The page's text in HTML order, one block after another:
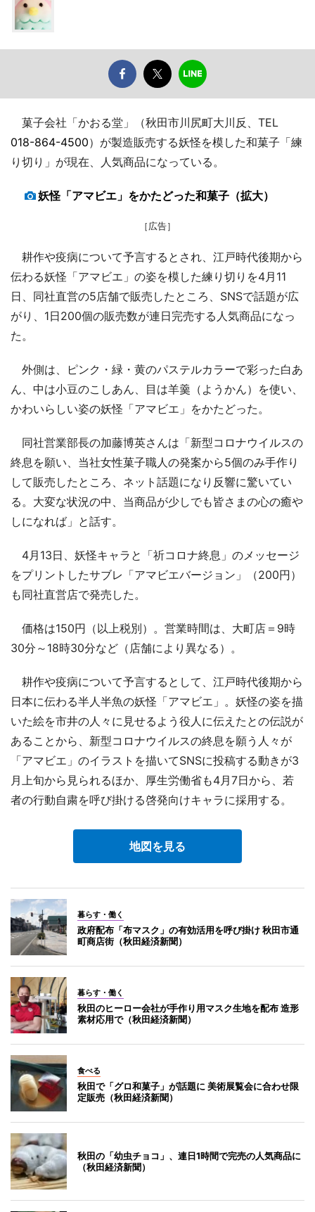
菓子会社「かおる堂」（秋田市川尻町大川反、TEL
018-864-4500）が製造販売する妖怪を模した和菓子「練
り切り」が現在、人気商品になっている。
妖怪「アマビエ」をかたどった和菓子（拡大）
［広告］
耕作や疫病について予言するとされ、江戸時代後期から
伝わる妖怪「アマビエ」の姿を模した練り切りを4月11
日、同社直営の5店舗で販売したところ、SNSで話題が広
がり、1日200個の販売数が連日完売する人気商品になっ
た。
外側は、ピンク・緑・黄のパステルカラーで彩った白あ
ん、中は小豆のこしあん、目は羊羹（ようかん）を使い、
かわいらしい姿の妖怪「アマビエ」をかたどった。
同社営業部長の加藤博英さんは「新型コロナウイルスの
終息を願い、当社女性菓子職人の発案から5個のみ手作り
して販売したところ、ネット話題になり反響に驚いてい
る。大変な状況の中、当商品が少しでも皆さまの心の癒や
しになれば」と話す。
4月13日、妖怪キャラと「祈コロナ終息」のメッセージ
をプリントしたサブレ「アマビエバージョン」（200円）
も同社直営店で発売した。
価格は150円（以上税別）。営業時間は、大町店＝9時
30分～18時30分など（店舗により異なる）。
耕作や疫病について予言するとして、江戸時代後期から
日本に伝わる半人半魚の妖怪「アマビエ」。妖怪の姿を描
いた絵を市井の人々に見せるよう役人に伝えたとの伝説が
あることから、新型コロナウイルスの終息を願う人々が
「アマビエ」のイラストを描いてSNSに投稿する動きが3
月上旬から見られるほか、厚生労働省も4月7日から、若
者の行動自粛を呼び掛ける啓発向けキャラに採用する。
地図を見る
暮らす・働く
政府配布「布マスク」の有効活用を呼び掛け 秋田市通
町商店街（秋田経済新聞）
暮らす・働く
秋田のヒーロー会社が手作り用マスク生地を配布 造形
素材応用で（秋田経済新聞）
食べる
秋田で「グロ和菓子」が話題に 美術展覧会に合わせ限
定販売（秋田経済新聞）
秋田の「幼虫チョコ」、連日1時間で完売の人気商品に
（秋田経済新聞）